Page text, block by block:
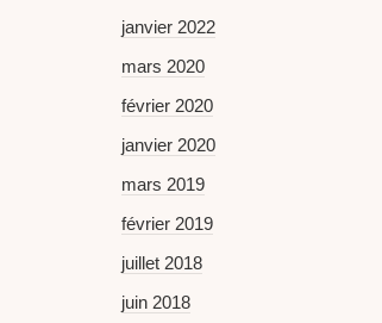
janvier 2022
mars 2020
février 2020
janvier 2020
mars 2019
février 2019
juillet 2018
juin 2018